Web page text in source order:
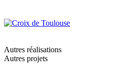
Autres réalisations
Autres projets